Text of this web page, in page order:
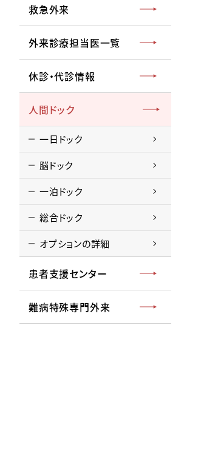
救急外来
外来診療担当医一覧
休診・代診情報
人間ドック
一日ドック
脳ドック
一泊ドック
総合ドック
オプションの詳細
患者支援センター
難病特殊専門外来